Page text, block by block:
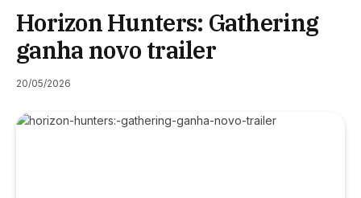
Horizon Hunters: Gathering
ganha novo trailer
20/05/2026